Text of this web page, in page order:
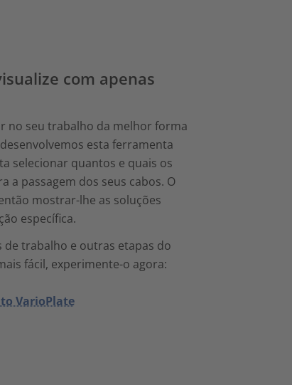
com apenas
no seu trabalho da melhor forma
esta ferramenta
selecionar quantos e quais os
a passagem dos seus cabos. O
mostrar-lhe as soluções
específica.
trabalho e outras etapas do
fácil, experimente-o agora:
VarioPlate